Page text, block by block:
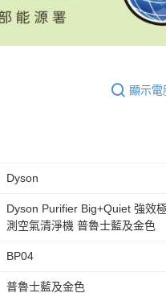
顯示電
Dyson
Dyson Purifier Big+Quiet 強效
測空氣清淨機 普魯士藍及金色
BP04
普魯士藍及金色